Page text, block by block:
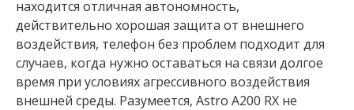
находится отличная автономность,
действительно хорошая защита от внешнего
воздействия, телефон без проблем подходит для
случаев, когда нужно оставаться на связи долгое
время при условиях агрессивного воздействия
внешней среды. Разумеется, Astro A200 RX не